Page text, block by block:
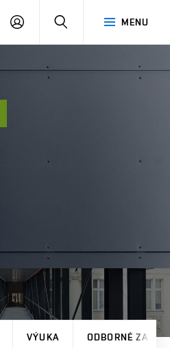
MENU
PŘIHLÁSIT
VÝUKA ODBORNÉ